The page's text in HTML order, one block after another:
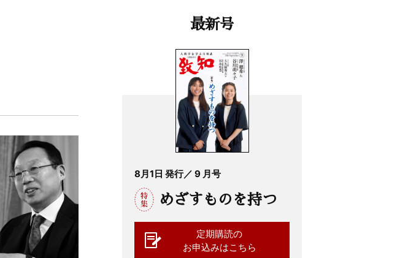
最新号
8月1日 発行／ 9 月号
めざすものを持つ
定期購読の
お申込みはこちら